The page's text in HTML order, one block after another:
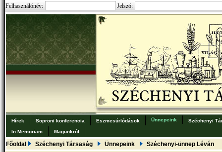
Felhasználónév: Jelszó:
Hírek Soproni konferencia Eszmesúrlódások Ünnepeink
Széchenyi
In Memoriam
Magunkról
Főoldal Széchenyi Társaság Ünnepeink Széchenyi-ünnep Léván